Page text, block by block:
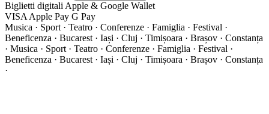
Biglietti digitali Apple & Google Wallet
VISA Apple Pay G Pay
Musica · Sport · Teatro · Conferenze · Famiglia · Festival ·
Beneficenza · Bucarest · Iași · Cluj · Timișoara · Brașov · Constanța
· Musica · Sport · Teatro · Conferenze · Famiglia · Festival ·
Beneficenza · Bucarest · Iași · Cluj · Timișoara · Brașov · Constanța
·